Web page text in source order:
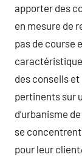
apporter des
en mesure de
pas de course
des conseils
pertinents sur
d’urbanisme
se
pour leur